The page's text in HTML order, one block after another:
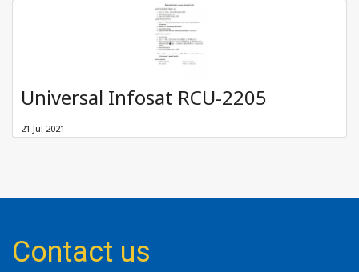
Universal Infosat RCU-2205
21 Jul 2021
Contact us